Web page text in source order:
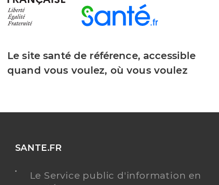
Le site santé de référence, accessible
quand vous voulez, où vous voulez
SANTE.FR
Le Service public d'information en